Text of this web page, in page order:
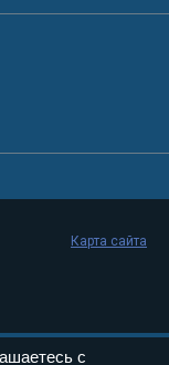
Карта сайта
с